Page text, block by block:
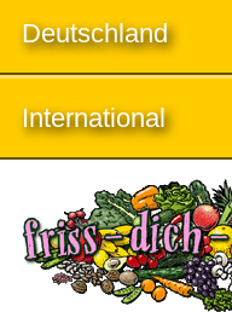
Deutschland
International